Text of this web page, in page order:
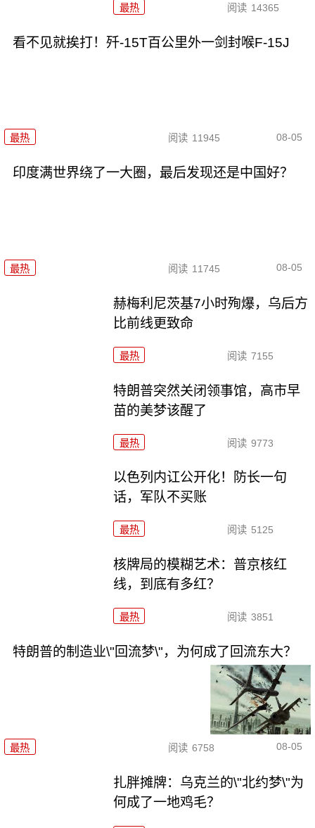
最热 阅读 14365
看不见就挨打！歼-15T百公里外一剑封喉F-15J
最热 阅读 11945 08-05
印度满世界绕了一大圈，最后发现还是中国好？
最热 阅读 11745 08-05
赫梅利尼茨基7小时殉爆，乌后方
比前线更致命
最热 阅读 7155
特朗普突然关闭领事馆，高市早
苗的美梦该醒了
最热 阅读 9773
以色列内讧公开化！防长一句
话，军队不买账
最热 阅读 5125
核牌局的模糊艺术：普京核红
线，到底有多红？
最热 阅读 3851
特朗普的制造业\"回流梦\"，为何成了回流东大？
最热 阅读 6758 08-05
扎胖摊牌：乌克兰的\"北约梦\"为
何成了一地鸡毛？